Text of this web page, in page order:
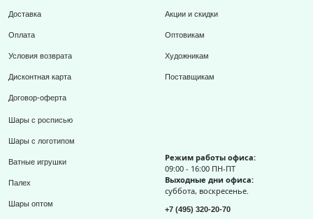
Доставка
Оплата
Условия возврата
Дисконтная карта
Договор-оферта
Акции и скидки
Оптовикам
Художникам
Поставщикам
Шары с росписью
Шары с логотипом
Ватные игрушки
Палех
Шары оптом
Режим работы офиса:
09:00 - 16:00 ПН-ПТ
Выходные дни офиса:
суббота, воскресенье.
+7 (495) 320-20-70